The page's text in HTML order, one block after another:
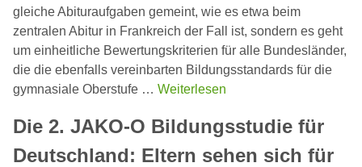
gleiche Abituraufgaben gemeint, wie es etwa beim
zentralen Abitur in Frankreich der Fall ist, sondern es geht
um einheitliche Bewertungskriterien für alle Bundesländer,
die die ebenfalls vereinbarten Bildungsstandards für die
gymnasiale Oberstufe … Weiterlesen
Die 2. JAKO-O Bildungsstudie für
Deutschland: Eltern sehen sich für